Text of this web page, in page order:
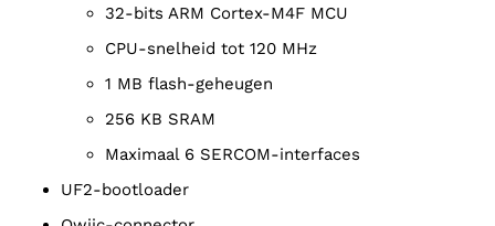
32-bits ARM Cortex-M4F MCU
CPU-snelheid tot 120 MHz
1 MB flash-geheugen
256 KB SRAM
Maximaal 6 SERCOM-interfaces
UF2-bootloader